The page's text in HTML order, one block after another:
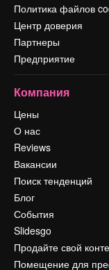
Политика файлов
Центр доверия
Партнеры
Предприятие
Компания
Цены
О нас
Reviews
Вакансии
Поиск тенденций
Блог
События
Slidesgo
Продайте свой
Помещение для